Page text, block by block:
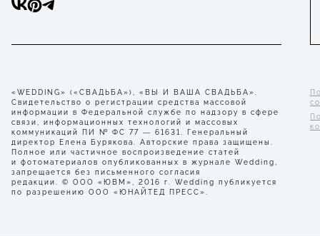
«WEDDING» («СВАДЬБА»), «ВЫ И ВАША СВАДЬБА».
Свидетельство о регистрации средства массовой
информации в Федеральной службе по надзору в сфере
связи, информационных технологий и массовых
коммуникаций ПИ № ФС 77 — 61631. Генеральный
директор Елена Бурякова. Авторские права защищены.
Полное или частичное воспроизведение статей
и фотоматериалов опубликованных в журнале Wedding,
запрещается без письменного согласия
редакции. © ООО «ЮВМ», 2016 г. Wedding публикуется
по разрешению ООО «ЮНАЙТЕД ПРЕСС».